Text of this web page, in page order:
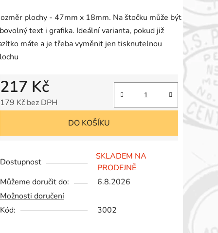
plochy - 47mm x 18mm. Na štočku může být
text i grafika. Ideální varianta, pokud již
máte a je třeba vyměnit jen tisknutelnou
217 Kč
179 Kč bez DPH
DO KOŠÍKU
Dostupnost
SKLADEM NA
PRODEJNĚ
Můžeme doručit do:
6.8.2026
Možnosti doručení
Kód:
3002